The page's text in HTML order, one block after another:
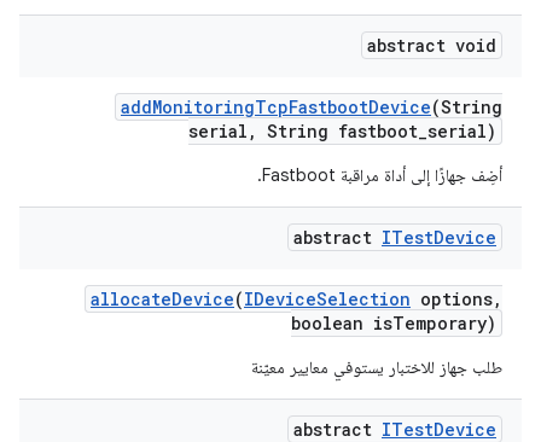
abstract void
addMonitoringTcpFastbootDevice(String
serial , String fastboot_serial)
أضِف جهازًا إلى أداة مراقبة Fastboot.
abstract ITestDevice
allocateDevice(IDeviceSelection options,
boolean isTemporary)
طلب جهاز للاختبار يستوفي معايير معيّنة
abstract ITestDevice